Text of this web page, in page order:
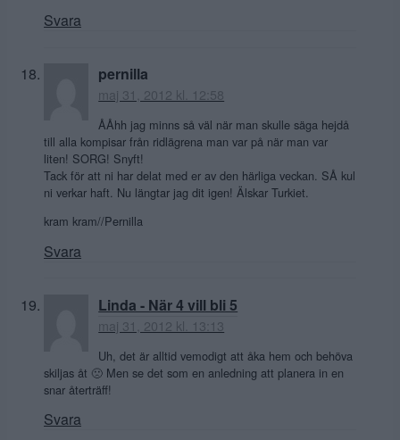
Svara
pernilla
maj 31, 2012 kl. 12:58
ÅÅhh jag minns så väl när man skulle säga hejdå
till alla kompisar från ridlägrena man var på när man var
liten! SORG! Snyft!
Tack för att ni har delat med er av den härliga veckan. SÅ kul
ni verkar haft. Nu längtar jag dit igen! Älskar Turkiet.
kram kram//Pernilla
Svara
Linda - När 4 vill bli 5
maj 31, 2012 kl. 13:13
Uh, det är alltid vemodigt att åka hem och behöva
skiljas åt 🙁 Men se det som en anledning att planera in en
snar återträff!
Svara